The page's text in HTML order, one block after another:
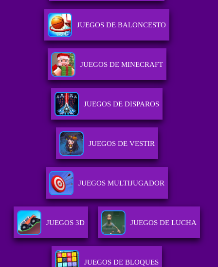
JUEGOS DE BALONCESTO
JUEGOS DE MINECRAFT
JUEGOS DE DISPAROS
JUEGOS DE VESTIR
JUEGOS MULTIJUGADOR
JUEGOS 3D JUEGOS DE LUCHA
JUEGOS DE BLOQUES